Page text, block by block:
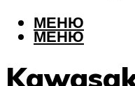
МЕНЮ
МЕНЮ